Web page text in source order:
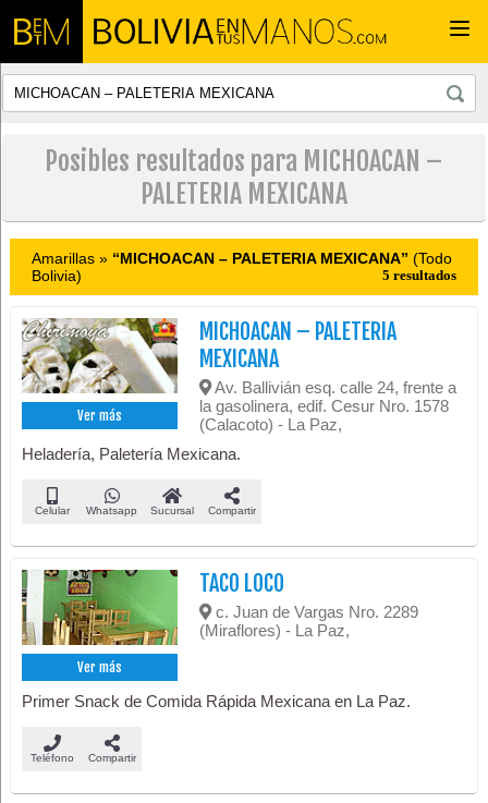
Posibles resultados para MICHOACAN –
PALETERIA MEXICANA
Amarillas » “MICHOACAN – PALETERIA MEXICANA” (Todo
Bolivia)
5 resultados
Ver más
MICHOACAN – PALETERIA
MEXICANA
Av. Ballivián esq. calle 24, frente a
la gasolinera, edif. Cesur Nro. 1578
(Calacoto) - La Paz,
Heladería, Paletería Mexicana.
Celular Whatsapp Sucursal Compartir
Ver más
TACO LOCO
c. Juan de Vargas Nro. 2289
(Miraflores) - La Paz,
Primer Snack de Comida Rápida Mexicana en La Paz.
Teléfono Compartir